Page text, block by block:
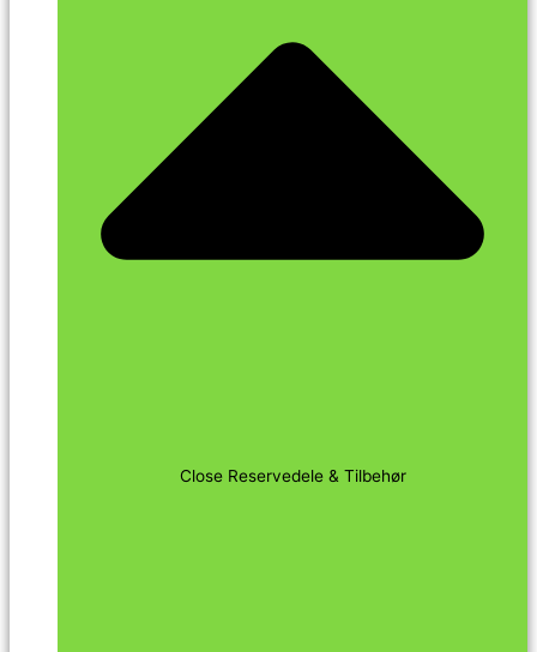
Close Reservedele & Tilbehør